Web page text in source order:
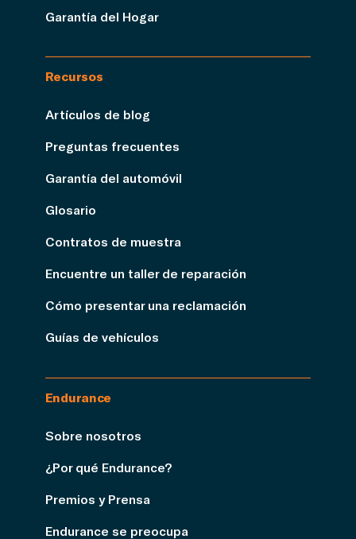
Garantía del Hogar
Recursos
Artículos de blog
Preguntas frecuentes
Garantía del automóvil
Glosario
Contratos de muestra
Encuentre un taller de reparación
Cómo presentar una reclamación
Guías de vehículos
Endurance
Sobre nosotros
¿Por qué Endurance?
Premios y Prensa
Endurance se preocupa